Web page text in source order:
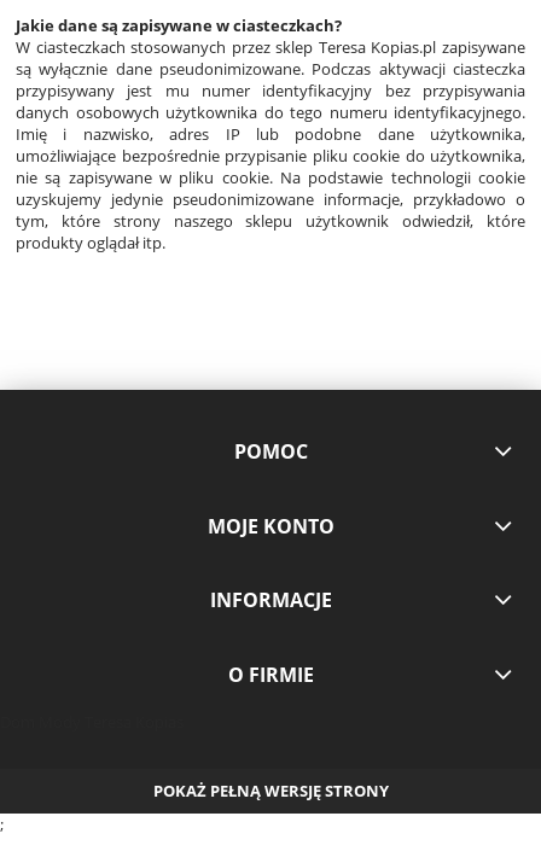
Jakie dane są zapisywane w ciasteczkach?
W ciasteczkach stosowanych przez sklep Teresa Kopias.pl zapisywane
są wyłącznie dane pseudonimizowane. Podczas aktywacji ciasteczka
przypisywany jest mu numer identyfikacyjny bez przypisywania
danych osobowych użytkownika do tego numeru identyfikacyjnego.
Imię i nazwisko, adres IP lub podobne dane użytkownika,
umożliwiające bezpośrednie przypisanie pliku cookie do użytkownika,
nie są zapisywane w pliku cookie. Na podstawie technologii cookie
uzyskujemy jedynie pseudonimizowane informacje, przykładowo o
tym, które strony naszego sklepu użytkownik odwiedził, które
produkty oglądał itp.
POMOC
MOJE KONTO
INFORMACJE
O FIRMIE
POKAŻ PEŁNĄ WERSJĘ STRONY
;